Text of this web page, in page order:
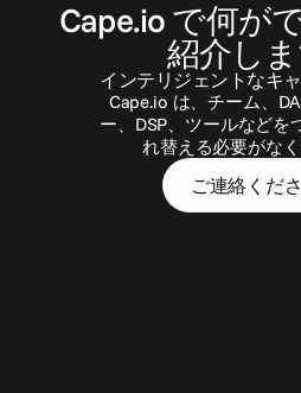
Cape.io で何が
紹介しま
インテリジェントなキ
Cape.io は、チーム、
ー、DSP、ツールなどを
れ替える必要がなく
ご連絡くだ